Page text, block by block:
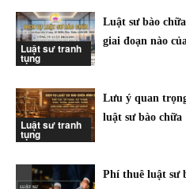
Luật sư tranh
tụng
Luật sư bào
giai đoạn nào
Luật sư tranh
tụng
Lưu ý quan
luật sư bào chữa
Phí thuê luật sư